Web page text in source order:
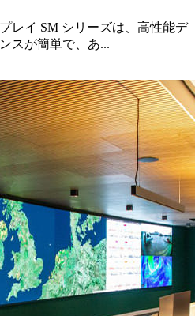
レイ SM シリーズは、高性能デ
スが簡単で、あ...